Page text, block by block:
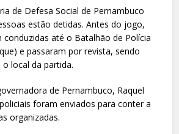
de Defesa Social de Pernambuco
estão detidas. Antes do jogo,
conduzidas até o Batalhão de Polícia
e passaram por revista, sendo
local da partida.
de Pernambuco, Raquel
foram enviados para conter a
organizadas.